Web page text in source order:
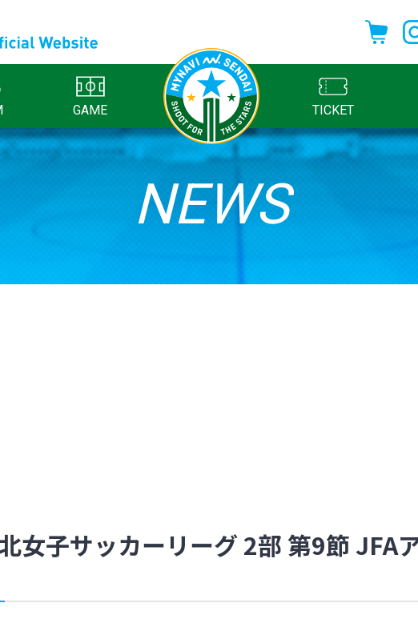
GAME TICKET
NEWS
女子サッカーリーグ 2部 第9節 JFA